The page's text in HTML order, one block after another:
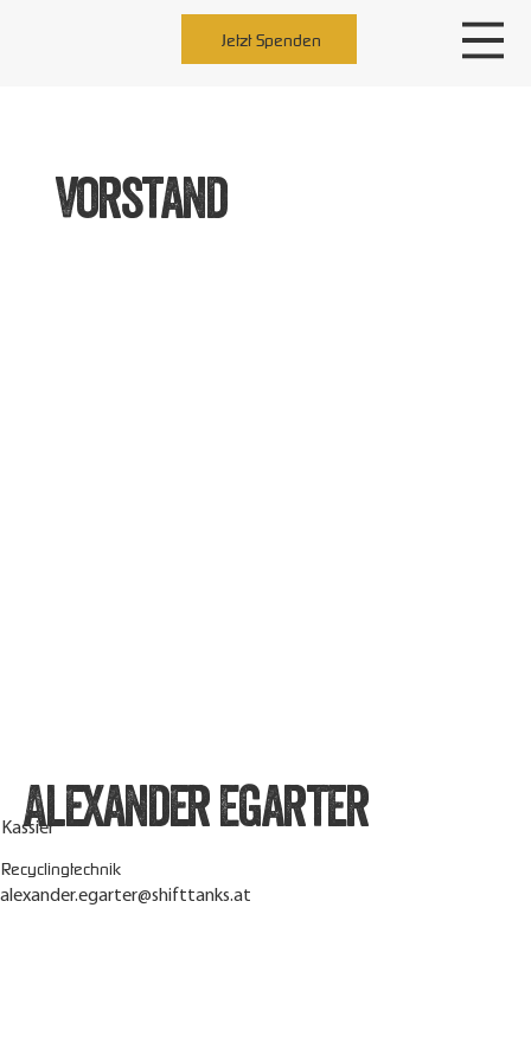
Jetzt Spenden
Vorstand
Alexander Egarter
Kassier
Recyclingtechnik
alexander.egarter@shifttanks.at